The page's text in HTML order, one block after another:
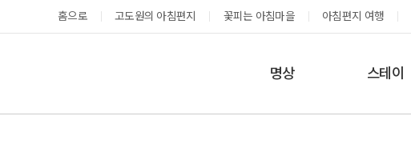
홈으로 고도원의 아침편지 꽃피는 아침마을 아침편지 여행
명상 스테이